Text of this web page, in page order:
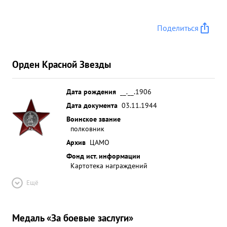
Поделиться
Орден Красной Звезды
Дата рождения
__.__.1906
Дата документа 03.11.1944
Воинское звание
полковник
Архив ЦАМО
Фонд ист. информации
Картотека награждений
Ещё
Медаль «За боевые заслуги»